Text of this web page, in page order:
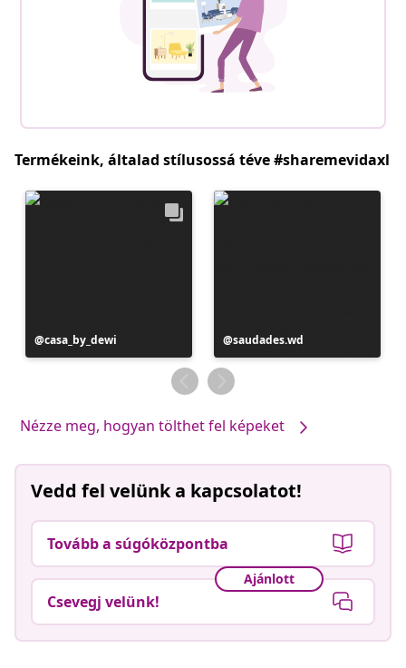
Termékeink, általad stílusossá téve #sharemevidaxl
Bejegyzés
közzétevője
casa_by_dewi
Bejegyzés
közzétevője
saudades.wd
Nézze meg, hogyan tölthet fel képeket
Vedd fel velünk a kapcsolatot!
Tovább a súgóközpontba
Ajánlott
Csevegj velünk!